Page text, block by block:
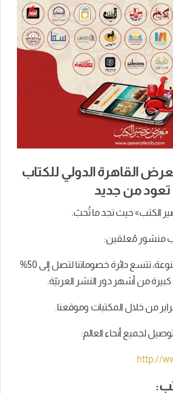
القاهرة الدولي للكتاب
تعود من جديد
الكتب» حيث تجد ما تُحبّ.
منشور مُعلقين:
إرضاءً لذائقة قرّاءنا المتنوعة، تتسع دائرة خصوماتنا لتصل إلى 50%
من أشهر دور النشر العربيّة.
لجميع أنحاء العالم:
http://